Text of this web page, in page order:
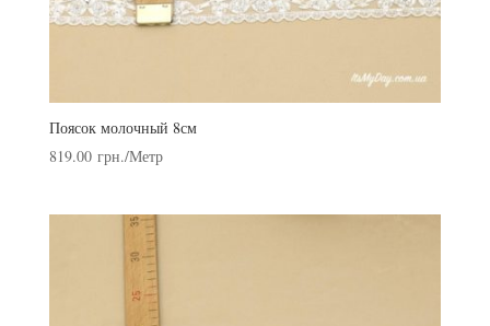
Поясок молочный 8см
819.00 грн./Метр